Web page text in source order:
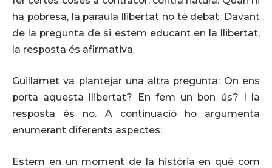
ha pobresa, la paraula llibertat no té debat. Davant
de la pregunta de si estem educant en la llibertat,
la resposta és afirmativa.
Guillamet va plantejar una altra pregunta: On ens
porta aquesta llibertat? En fem un bon ús? I la
resposta és no. A continuació ho argumenta
enumerant diferents aspectes:
Estem en un moment de la història en què com